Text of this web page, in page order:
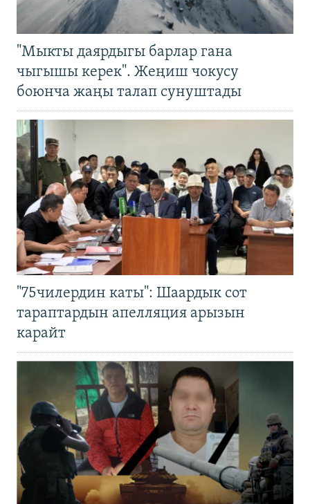
"Мыкты даярдыгы барлар гана
чыгышы керек". Жеңиш чокусу
боюнча жаңы талап сунуштады
"75чилердин каты": Шаардык сот
тараптардын апелляция арызын
карайт